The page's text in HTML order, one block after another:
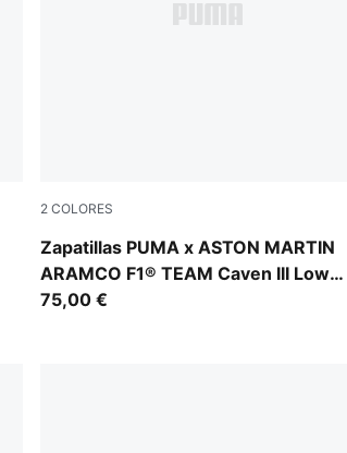
2 COLORES
Zapatillas PUMA x ASTON MARTIN
ARAMCO F1® TEAM Caven III Low
unisex
PUMA White-Lime Shimmer-Green Lux
75,00 €